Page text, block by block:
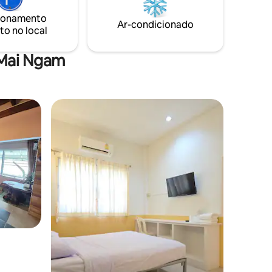
families with small kids. Extra bed
no local
Ar-condicionado
Ngam